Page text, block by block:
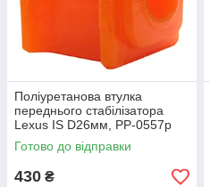
Поліуретанова втулка
переднього стабілізатора
Lexus IS D26мм, PP-0557p
Готово до відправки
430 ₴